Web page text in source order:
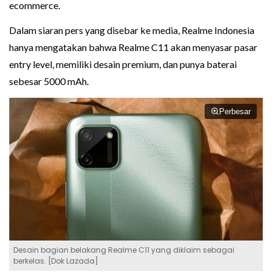
ecommerce.
Dalam siaran pers yang disebar ke media, Realme Indonesia
hanya mengatakan bahwa Realme C11 akan menyasar pasar
entry level, memiliki desain premium, dan punya baterai
sebesar 5000 mAh.
Perbesar
Desain bagian belakang Realme C11 yang diklaim sebagai
berkelas. [Dok Lazada]